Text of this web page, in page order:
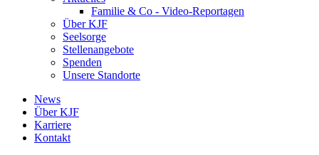
Familie & Co - Video-Reportagen
Über KJF
Seelsorge
Stellenangebote
Spenden
Unsere Standorte
News
Über KJF
Karriere
Kontakt